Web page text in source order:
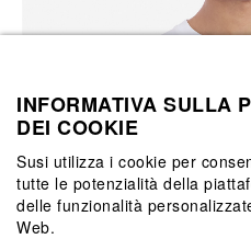
INFORMATIVA SULLA
DEI COOKIE
Susi utilizza i cookie per
tutte le potenzialità della
delle funzionalità
Web.